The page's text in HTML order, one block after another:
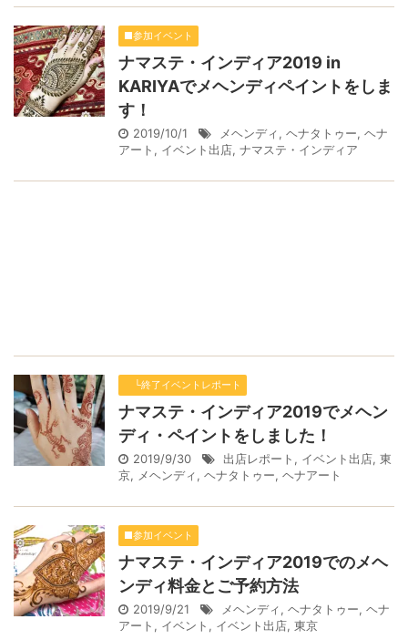
■参加イベント
ナマステ・インディア2019 in
KARIYAでメヘンディペイントをしま
す！
2019/10/1 メヘンディ, ヘナタトゥー, ヘナ
アート , イベント出店, ナマステ・インディア
└終了イベントレポート
ナマステ・インディア2019でメヘン
ディ・ペイントをしました！
2019/9/30 出店レポート , イベント出店, 東
京, メヘンディ, ヘナタトゥー, ヘナアート
■参加イベント
ナマステ・インディア2019でのメヘ
ンディ料金とご予約方法
2019/9/21 メヘンディ, ヘナタトゥー, ヘナ
アート , イベント , イベント出店, 東京